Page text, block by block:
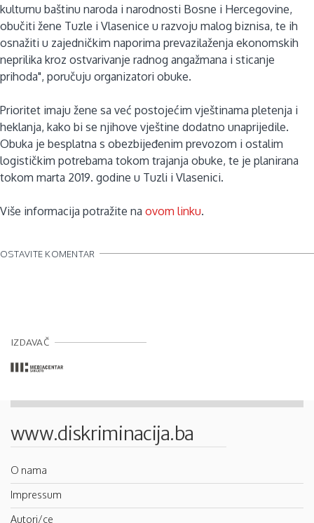
kulturnu baštinu naroda i narodnosti Bosne i Hercegovine,
obučiti žene Tuzle i Vlasenice u razvoju malog biznisa, te ih
osnažiti u zajedničkim naporima prevazilaženja ekonomskih
neprilika kroz ostvarivanje radnog angažmana i sticanje
prihoda", poručuju organizatori obuke.
Prioritet imaju žene sa već postojećim vještinama pletenja i
heklanja, kako bi se njihove vještine dodatno unaprijedile.
Obuka je besplatna s obezbijeđenim prevozom i ostalim
logističkim potrebama tokom trajanja obuke, te je planirana
tokom marta 2019. godine u Tuzli i Vlasenici.
Više informacija potražite na ovom linku.
OSTAVITE KOMENTAR
IZDAVAČ
www.diskriminacija.ba
O nama
Impressum
Autori/ce